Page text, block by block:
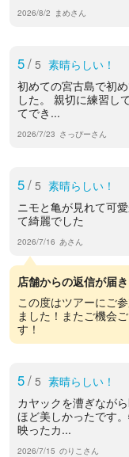
2026/8/2 まめさん
5/ 5 素晴らしい！
初めての宮古島で初
した。 親切に練習し
てでき...
2026/7/23 さっぴーさん
5/ 5 素晴らしい！
ニモと亀が見れて可
て綺麗でした
2026/7/16 あさん
店舗からの返信が届
この度はツアーにご
ました！またご機会
す！
5/ 5 素晴らしい！
カヤックを漕ぎなが
ほど美しかったです
映ったカ...
2026/7/15 のりこさん